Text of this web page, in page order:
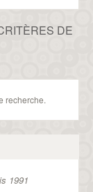
DE
recherche.
1991